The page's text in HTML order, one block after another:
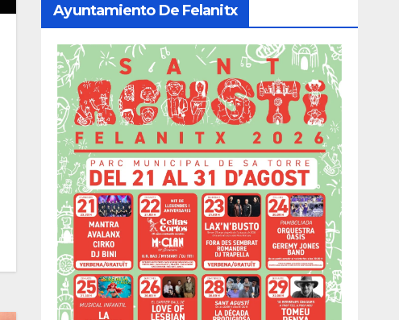
Ayuntamiento De Felanitx